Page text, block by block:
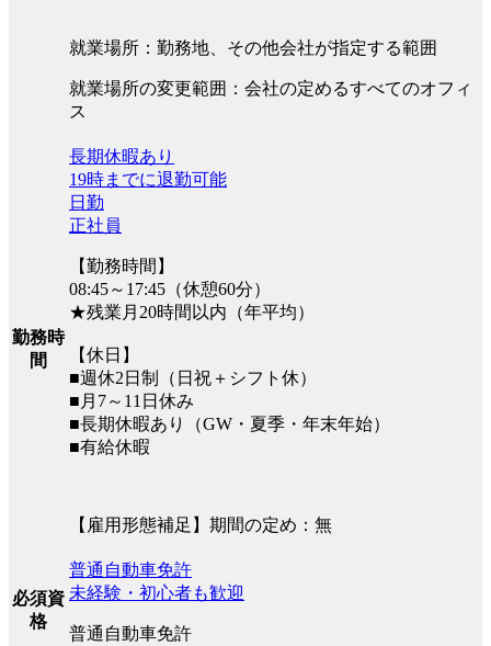
就業場所：勤務地、その他会社が指定する範囲
就業場所の変更範囲：会社の定めるすべてのオフィ
ス
勤務時
間
長期休暇あり
19時までに退勤可能
日勤
正社員
【勤務時間】
08:45～17:45（休憩60分）
★残業月20時間以内（年平均）
【休日】
■週休2日制（日祝＋シフト休）
■月7～11日休み
■長期休暇あり（GW・夏季・年末年始）
■有給休暇
【雇用形態補足】期間の定め：無
必須資
格
普通自動車免許
未経験・初心者も歓迎
普通自動車免許